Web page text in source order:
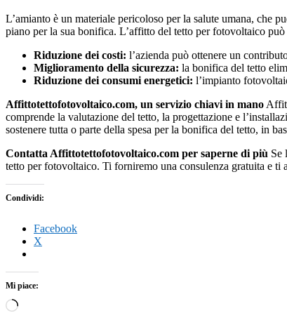
L’amianto è un materiale pericoloso per la salute umana, che
piano per la sua bonifica. L’affitto del tetto per fotovoltaico
Riduzione dei costi: l’azienda può ottenere un
Miglioramento della sicurezza: la bonifica del tetto
Riduzione dei consumi energetici: l’impianto
Affittotettofotovoltaico.com, un servizio chiavi in mano
comprende la valutazione del tetto, la progettazione e
sostenere tutta o parte della spesa per la bonifica del tetto, in
Contatta Affittotettofotovoltaico.com per saperne di più Se
tetto per fotovoltaico. Ti forniremo una consulenza gratuita e ti
Condividi:
Facebook
X
Mi piace:
Caricamento